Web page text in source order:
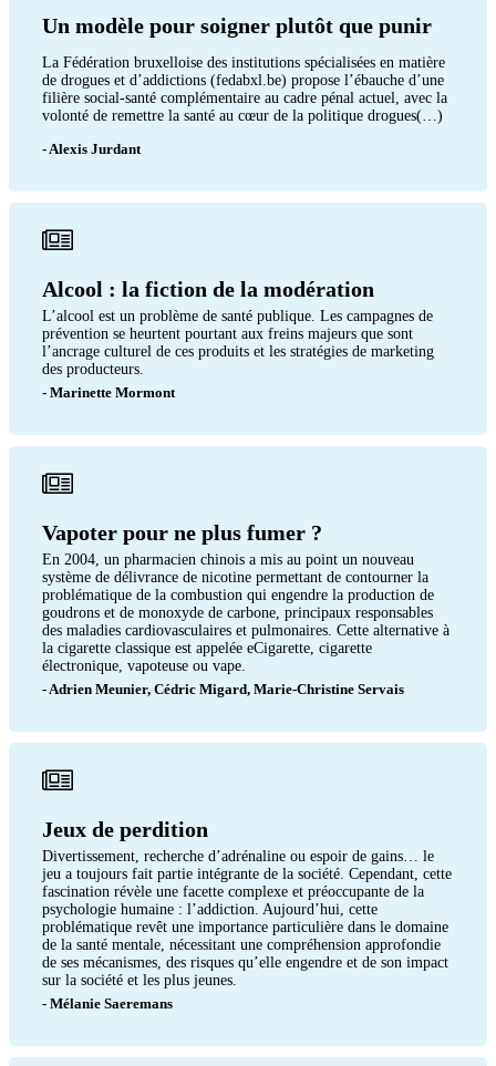
Un modèle pour soigner plutôt que punir
La Fédération bruxelloise des institutions spécialisées en matière
de drogues et d’addictions (fedabxl.be) propose l’ébauche d’une
filière social-santé complémentaire au cadre pénal actuel, avec la
volonté de remettre la santé au cœur de la politique drogues(…)
- Alexis Jurdant
Alcool : la fiction de la modération
L’alcool est un problème de santé publique. Les campagnes de
prévention se heurtent pourtant aux freins majeurs que sont
l’ancrage culturel de ces produits et les stratégies de marketing
des producteurs.
- Marinette Mormont
Vapoter pour ne plus fumer ?
En 2004, un pharmacien chinois a mis au point un nouveau
système de délivrance de nicotine permettant de contourner la
problématique de la combustion qui engendre la production de
goudrons et de monoxyde de carbone, principaux responsables
des maladies cardiovasculaires et pulmonaires. Cette alternative à
la cigarette classique est appelée eCigarette, cigarette
électronique, vapoteuse ou vape.
- Adrien Meunier, Cédric Migard, Marie-Christine Servais
Jeux de perdition
Divertissement, recherche d’adrénaline ou espoir de gains… le
jeu a toujours fait partie intégrante de la société. Cependant, cette
fascination révèle une facette complexe et préoccupante de la
psychologie humaine : l’addiction. Aujourd’hui, cette
problématique revêt une importance particulière dans le domaine
de la santé mentale, nécessitant une compréhension approfondie
de ses mécanismes, des risques qu’elle engendre et de son impact
sur la société et les plus jeunes.
- Mélanie Saeremans